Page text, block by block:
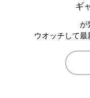
ギ
が
ウオッチして最